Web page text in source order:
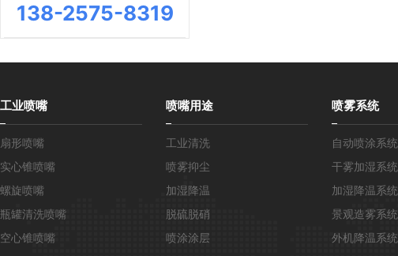
138-2575-8319
工业喷嘴
扇形喷嘴
实心锥喷嘴
螺旋喷嘴
瓶罐清洗喷嘴
空心锥喷嘴
喷嘴用途
工业清洗
喷雾抑尘
加湿降温
脱硫脱硝
喷涂涂层
喷雾系统
自动喷涂系统
干雾加湿系统
加湿降温系统
景观造雾系统
外机降温系统